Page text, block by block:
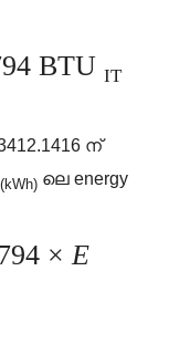
BTU IT
ന്
(kWh) ലെ energy
×E